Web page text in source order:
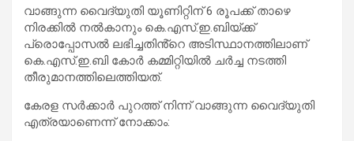
വാങ്ങുന്ന വൈദ്യുതി യൂണിറ്റിന് 6 രൂപക്ക് താഴെ
നിരക്കിൽ നൽകാനും കെ.എസ്.ഇ.ബിയ്ക്ക്
പ്രൊപ്പോസൽ ലഭിച്ചതിൻ്റെ അടിസ്ഥാനത്തിലാണ്
കെ.എസ്.ഇ.ബി കോർ കമ്മിറ്റിയിൽ ചർച്ച നടത്തി
തീരുമാനത്തിലെത്തിയത്.
കേരള സർക്കാർ പുറത്ത് നിന്ന് വാങ്ങുന്ന വൈദ്യുതി
എത്രയാണെന്ന് നോക്കാം: